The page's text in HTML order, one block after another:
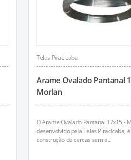
Telas Piracicaba
Arame Ovalado Pantanal
Morlan
O Arame Ovalado Pantanal 17x15 -
desenvolvido pela Telas Piracicaba,
construção de cercas sem a...